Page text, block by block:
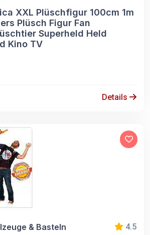
XXL Plüschfigur 100cm 1m
Plüsch Figur Fan
Superheld Held
Kino TV
Details
& Basteln 4.5